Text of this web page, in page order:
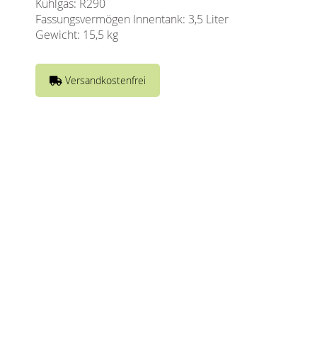
Kühlgas: R290
Fassungsvermögen Innentank: 3,5 Liter
Gewicht: 15,5 kg
Versandkostenfrei